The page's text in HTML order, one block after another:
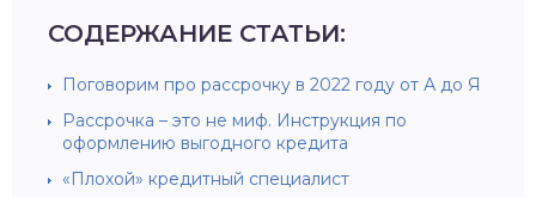
СОДЕРЖАНИЕ СТАТЬИ:
Поговорим про рассрочку в 2022 году от А до Я
Рассрочка – это не миф. Инструкция по
оформлению выгодного кредита
«Плохой» кредитный специалист